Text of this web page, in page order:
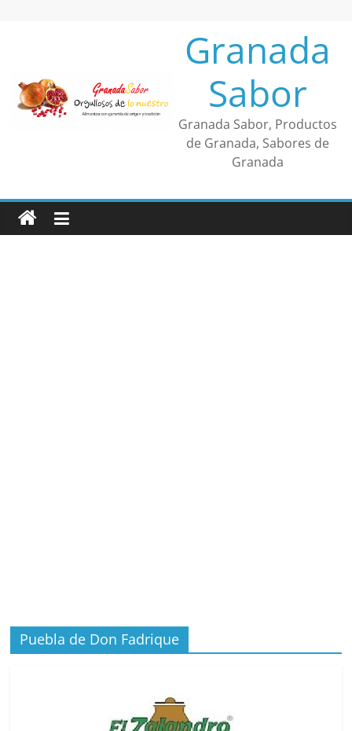
Granada
Sabor
Granada Sabor, Productos
de Granada, Sabores de
Granada
Puebla de Don Fadrique